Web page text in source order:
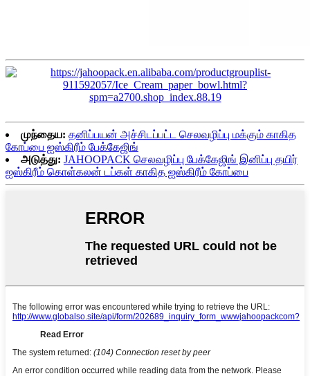
முந்தைய: தனிப்பயன் அச்சிடப்பட்ட செலவழிப்பு மக்கும் காகித
கோப்பை ஐஸ்கிரீம் பேக்கேஜிங்
அடுத்து: JAHOOPACK செலவழிப்பு பேக்கேஜிங் இனிப்பு தயிர்
ஐஸ்கிரீம் கொள்கலன் டப்கள் காகித ஐஸ்கிரீம் கோப்பை